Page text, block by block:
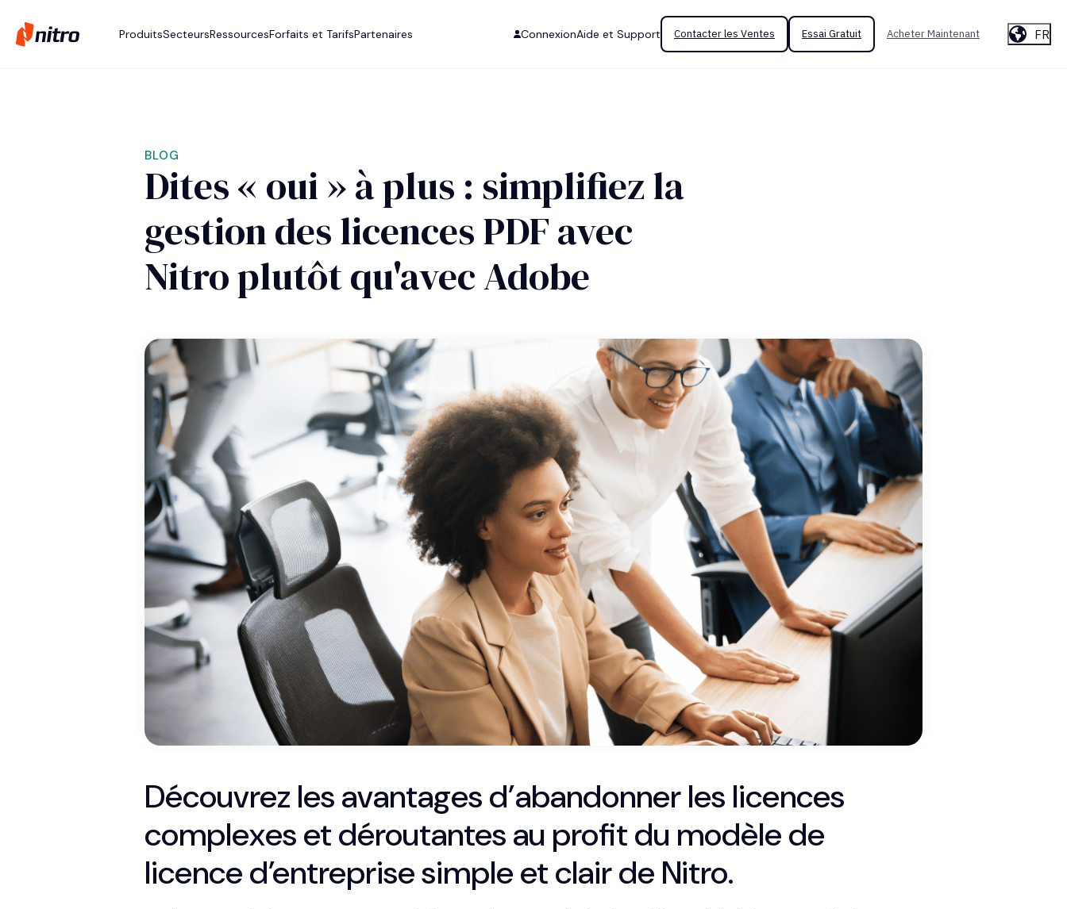
ProduitsSecteursRessourcesForfaits et TarifsPartenaires ConnexionAide et Support Contacter les Ventes Essai Gratuit Acheter Maintenant FR
BLOG
Dites « oui » à plus : simplifiez la
gestion des licences PDF avec
Nitro plutôt qu'avec Adobe
Découvrez les avantages d’abandonner les licences
complexes et déroutantes au profit du modèle de
licence d’entreprise simple et clair de Nitro.